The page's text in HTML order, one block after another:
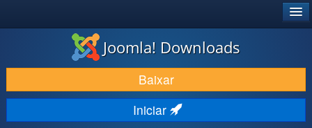
BAIXAR E APRIMORAR
DESCUBRA & APRENDA
COMUNIDADE & SUPORTE
Joomla! Downloads
Baixar
Iniciar